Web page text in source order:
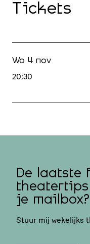
Tickets
Wo 4 nov
20:30
De laatste
je mailbox?
Stuur mij wekelijks